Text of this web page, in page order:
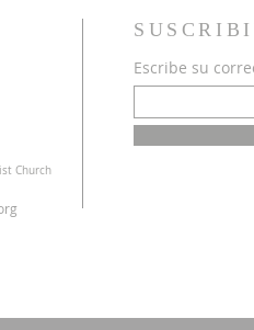
Church
Escribe su